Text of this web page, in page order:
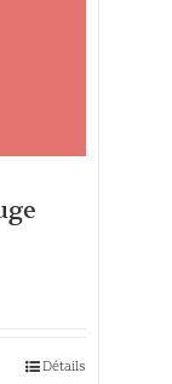
Détails